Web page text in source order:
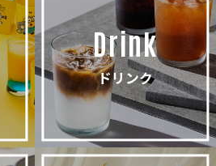
Drink
ドリンク